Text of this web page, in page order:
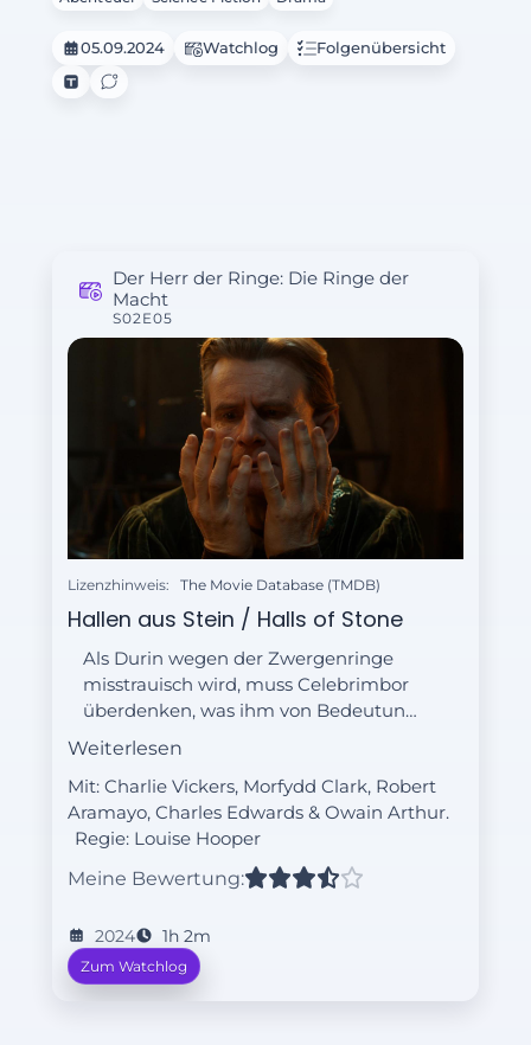
05.09.2024 Watchlog Folgenübersicht
Der Herr der Ringe: Die Ringe der
Macht
S02E05
Lizenzhinweis: The Movie Database (TMDB)
Hallen aus Stein / Halls of Stone
Als Durin wegen der Zwergenringe
misstrauisch wird, muss Celebrimbor
überdenken, was ihm von Bedeutung
ist. Inmitten von Númenors
neue Hoffnung.
Weiterlesen
Mit: Charlie Vickers, Morfydd Clark, Robert
Aramayo, Charles Edwards & Owain Arthur.
Regie: Louise Hooper
Meine Bewertung:
2024 1h 2m
Zum Watchlog